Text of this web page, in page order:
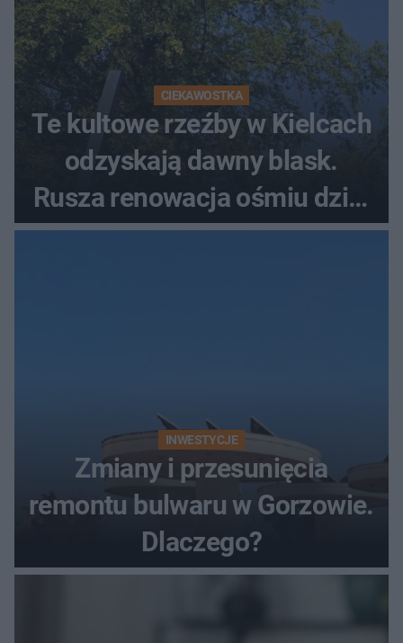
CIEKAWOSTKA
Te kultowe rzeźby w Kielcach
odzyskają dawny blask.
Rusza renowacja ośmiu dzieł
z lat 70.
INWESTYCJE
Zmiany i przesunięcia
remontu bulwaru w Gorzowie.
Dlaczego?